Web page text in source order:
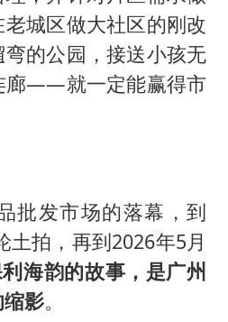
城区做大社区的刚改
的公园，接送小孩无
廊——就一定能赢得市
批发市场的落幕，到
土拍，再到2026年5月
海韵的故事，是广州
影。